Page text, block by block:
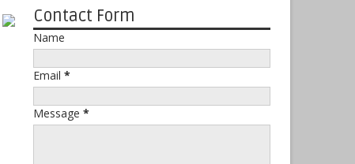
Contact Form
Name
Email *
Message *